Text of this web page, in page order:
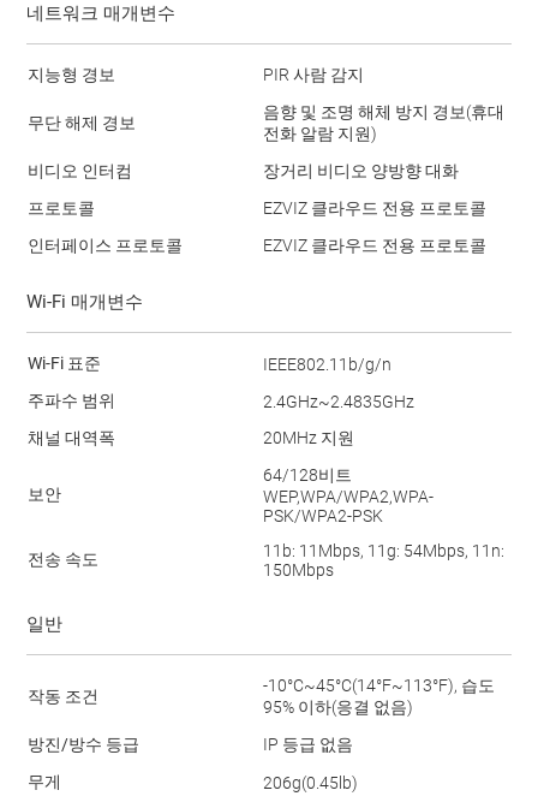
네트워크 매개변수
지능형 경보 PIR 사람 감지
무단 해제 경보
음향 및 조명 해체 방지 경보(휴대
전화 알람 지원)
비디오 인터컴
장거리 비디오 양방향 대화
프로토콜
EZVIZ 클라우드 전용 프로토콜
인터페이스 프로토콜
EZVIZ 클라우드 전용 프로토콜
Wi-Fi 매개변수
Wi-Fi 표준
IEEE802.11b/g/n
주파수 범위
2.4GHz~2.4835GHz
채널 대역폭
20MHz 지원
보안
64/128비트
WEP,WPA/WPA2,WPA-
PSK/WPA2-PSK
전송 속도
11b: 11Mbps, 11g: 54Mbps, 11n:
150Mbps
일반
작동 조건
-10°C~45°C(14°F~113°F), 습도
95% 이하(응결 없음)
방진/방수 등급
IP 등급 없음
무게
206g(0.45lb)